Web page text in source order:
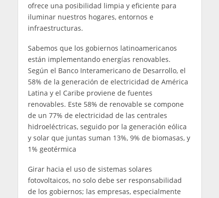
ofrece una posibilidad limpia y eficiente para
iluminar nuestros hogares, entornos e
infraestructuras.
Sabemos que los gobiernos latinoamericanos
están implementando energías renovables.
Según el Banco Interamericano de Desarrollo, el
58% de la generación de electricidad de América
Latina y el Caribe proviene de fuentes
renovables. Este 58% de renovable se compone
de un 77% de electricidad de las centrales
hidroeléctricas, seguido por la generación eólica
y solar que juntas suman 13%, 9% de biomasas, y
1% geotérmica
Girar hacia el uso de sistemas solares
fotovoltaicos, no solo debe ser responsabilidad
de los gobiernos; las empresas, especialmente